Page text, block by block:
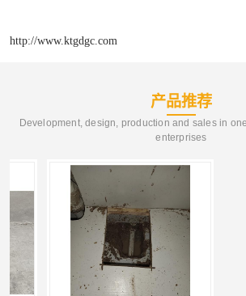
http://www.ktgdgc.com
产品推荐
Development, design, production and sales in
enterprises